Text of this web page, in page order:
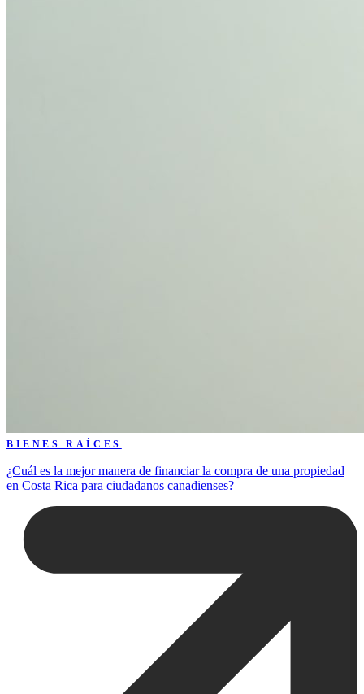
BIENES RAÍCES
¿Cuál es la mejor manera de financiar la compra de una propiedad
en Costa Rica para ciudadanos canadienses?